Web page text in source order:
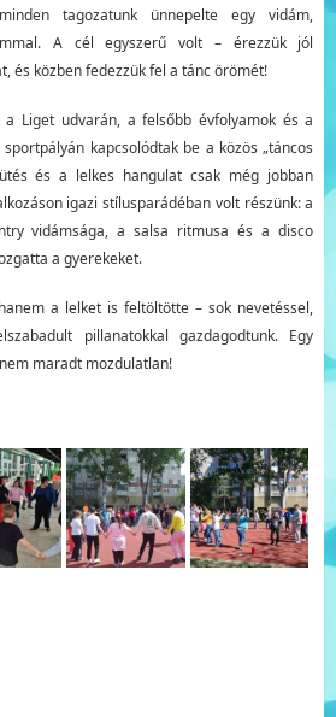
tagozatunk ünnepelte egy vidám,
A cél egyszerű volt – érezzük jól
és közben fedezzük fel a tánc örömét!
Liget udvarán, a felsőbb évfolyamok és a
kapcsolódtak be a közös „táncos
és a lelkes hangulat csak még jobban
igazi stílusparádéban volt részünk: a
vidámsága, a salsa ritmusa és a disco
a gyerekeket.
a lelket is feltöltötte – sok nevetéssel,
pillanatokkal gazdagodtunk. Egy
maradt mozdulatlan!